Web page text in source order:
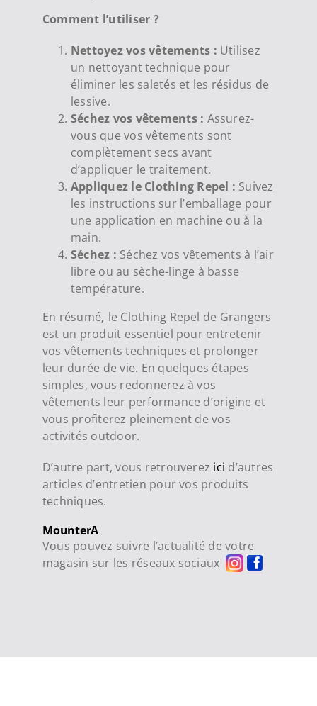
Comment l’utiliser ?
Nettoyez vos vêtements : Utilisez
un nettoyant technique pour
éliminer les saletés et les résidus de
lessive.
Séchez vos vêtements : Assurez-
vous que vos vêtements sont
complètement secs avant
d’appliquer le traitement.
Appliquez le Clothing Repel : Suivez
les instructions sur l’emballage pour
une application en machine ou à la
main.
Séchez : Séchez vos vêtements à l’air
libre ou au sèche-linge à basse
température.
En résumé, le Clothing Repel de Grangers
est un produit essentiel pour entretenir
vos vêtements techniques et prolonger
leur durée de vie. En quelques étapes
simples, vous redonnerez à vos
vêtements leur performance d’origine et
vous profiterez pleinement de vos
activités outdoor.
D’autre part, vous retrouverez ici d’autres
articles d’entretien pour vos produits
techniques.
MounterA
Vous pouvez suivre l’actualité de votre
magasin sur les réseaux sociaux